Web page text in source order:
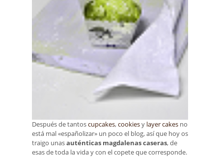
Después de tantoscupcakes,cookiesy layer cakes no
está mal «españolizar» un poco el blog, así que hoy os
traigo unasauténticas magdalenas caseras, de
esas de toda la vida y con el copete que corresponde.